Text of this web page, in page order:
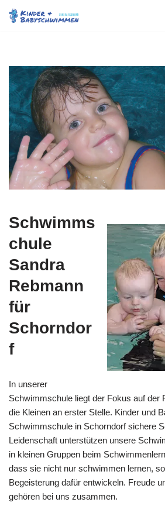
Schwimms
chule
Sandra
Rebmann
für
Schorndor
f
In unserer
Schwimmschule liegt der Fokus auf der
die Kleinen an erster Stelle. Kinder und
Schwimmschule in Schorndorf sichere
Leidenschaft unterstützen unsere
in kleinen Gruppen beim
dass sie nicht nur schwimmen lernen,
Begeisterung dafür entwickeln. Freude
gehören bei uns zusammen.